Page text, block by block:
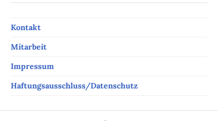
A
r
s
s
Kontakt
Mitarbeit
Impressum
Haftungsausschluss/Datenschutz